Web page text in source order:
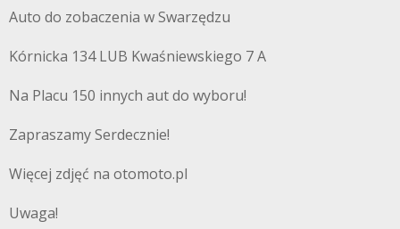
Auto do zobaczenia w Swarzędzu
Kórnicka 134 LUB Kwaśniewskiego 7 A
Na Placu 150 innych aut do wyboru!
Zapraszamy Serdecznie!
Więcej zdjęć na otomoto.pl
Uwaga!